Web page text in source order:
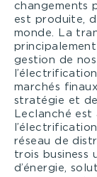
changements
est produite,
monde. La
gestion de
marchés
stratégie et
Leclanché
réseau de
trois business
d’énergie,